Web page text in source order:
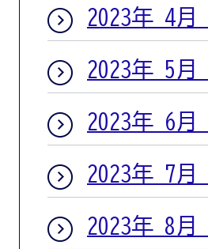
2023年 4月
2023年 5月
2023年 6月
2023年 7月
2023年 8月